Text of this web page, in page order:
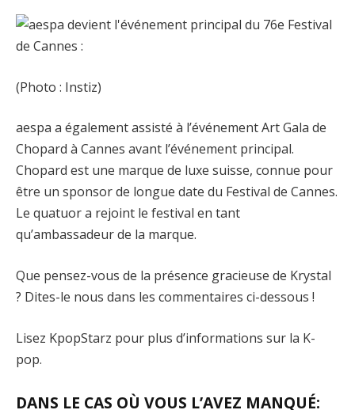
(Photo : Instiz)
aespa a également assisté à l’événement Art Gala de
Chopard à Cannes avant l’événement principal.
Chopard est une marque de luxe suisse, connue pour
être un sponsor de longue date du Festival de Cannes.
Le quatuor a rejoint le festival en tant
qu’ambassadeur de la marque.
Que pensez-vous de la présence gracieuse de Krystal
? Dites-le nous dans les commentaires ci-dessous !
Lisez KpopStarz pour plus d’informations sur la K-
pop.
DANS LE CAS OÙ VOUS L’AVEZ MANQUÉ: